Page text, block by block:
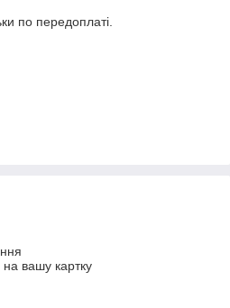
по передоплаті.
вашу картку